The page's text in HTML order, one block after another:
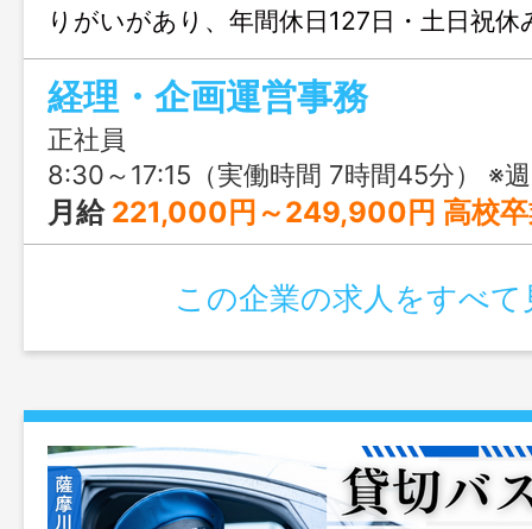
りがいがあり、年間休日127日・土日祝
も充実。新しいことに挑戦しながら、長
です。
経理・企画運営事務
正社員
8:30～17:15（実働時間 7時間45分） ※
月給 221,000円～249,900円 高校卒業後4年就業経験：221,000円 短大卒業後4年就業経験：233,700円 大学卒業後4年就業経験：242,900円 大学院卒業後4年就業経験：249,900円 ※職
この企業の求人をすべて